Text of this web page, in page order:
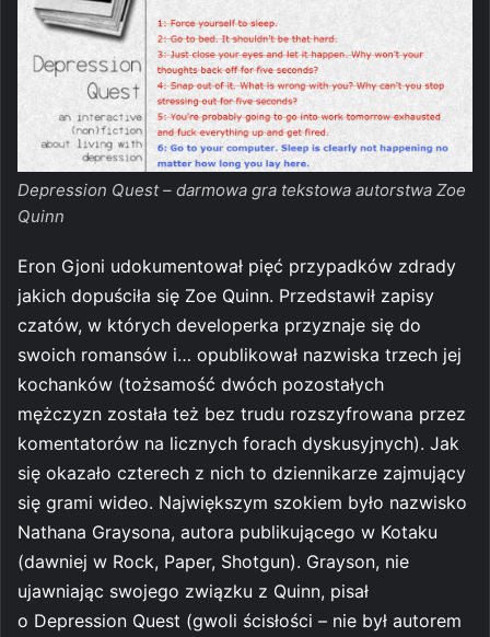
Depression Quest – darmowa gra tekstowa autorstwa Zoe
Quinn
Eron Gjoni udokumentował pięć przypadków zdrady
jakich dopuściła się Zoe Quinn. Przedstawił zapisy
czatów, w których developerka przyznaje się do
swoich romansów i… opublikował nazwiska trzech jej
kochanków (tożsamość dwóch pozostałych
mężczyzn została też bez trudu rozszyfrowana przez
komentatorów na licznych forach dyskusyjnych). Jak
się okazało czterech z nich to dziennikarze zajmujący
się grami wideo. Największym szokiem było nazwisko
Nathana Graysona, autora publikującego w Kotaku
(dawniej w Rock, Paper, Shotgun). Grayson, nie
ujawniając swojego związku z Quinn, pisał
o Depression Quest (gwoli ścisłości – nie był autorem